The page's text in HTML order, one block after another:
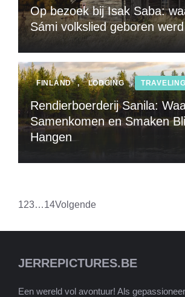
Op bezoek bij Isak Saba:
Sámi volkslied geboren werd
FINLAND , LODGING , TRAVELING
Rendierboerderij Sanila:
Samenkomen en Smaken
Hangen
123…14Volgende
JERREPICTURES.BE
Een wereld vol avontuur! Als